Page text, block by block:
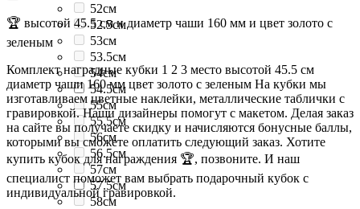
52см
52.5см
53см
53.5см
54см
54.5см
55см
55.5см
56см
56.5см
57см
57.5см
58см
🏆 высотой 45.5 см и диаметр чаши 160 мм и цвет золото с
зеленым
Комплект наградные кубки 1 2 3 место высотой 45.5 см
диаметр чаши 160 мм цвет золото с зеленым На кубки мы
изготавливаем цветные наклейки, металлические таблички с
гравировкой. Наши дизайнеры помогут с макетом. Делая заказ
на сайте вы получаете скидку и начисляются бонусные баллы,
которыми вы сможете оплатить следующий заказ. Хотите
купить кубок для награждения 🏆, позвоните. И наш
специалист поможет вам выбрать подарочный кубок с
индивидуальной гравировкой.